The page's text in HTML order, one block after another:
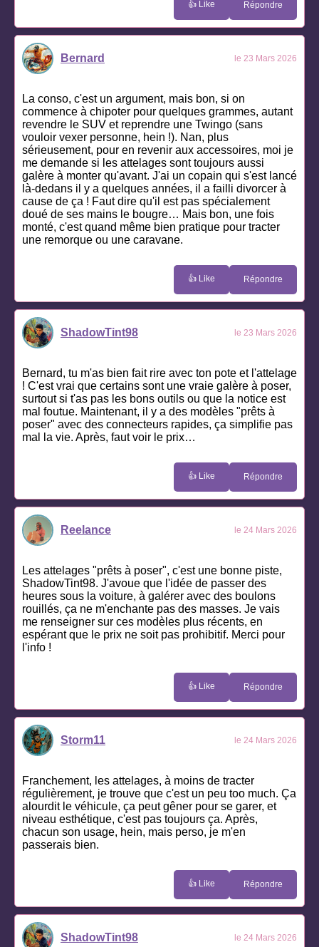
👍 Like Répondre
Bernard le 23 Mars 2026
La conso, c'est un argument, mais bon, si on
commence à chipoter pour quelques grammes, autant
revendre le SUV et reprendre une Twingo (sans
vouloir vexer personne, hein !). Nan, plus
sérieusement, pour en revenir aux accessoires, moi je
me demande si les attelages sont toujours aussi
galère à monter qu'avant. J'ai un copain qui s'est lancé
là-dedans il y a quelques années, il a failli divorcer à
cause de ça ! Faut dire qu'il est pas spécialement
doué de ses mains le bougre… Mais bon, une fois
monté, c'est quand même bien pratique pour tracter
une remorque ou une caravane.
👍 Like Répondre
ShadowTint98 le 23 Mars 2026
Bernard, tu m'as bien fait rire avec ton pote et l'attelage
! C'est vrai que certains sont une vraie galère à poser,
surtout si t'as pas les bons outils ou que la notice est
mal foutue. Maintenant, il y a des modèles "prêts à
poser" avec des connecteurs rapides, ça simplifie pas
mal la vie. Après, faut voir le prix…
👍 Like Répondre
Reelance le 24 Mars 2026
Les attelages "prêts à poser", c'est une bonne piste,
ShadowTint98. J'avoue que l'idée de passer des
heures sous la voiture, à galérer avec des boulons
rouillés, ça ne m'enchante pas des masses. Je vais
me renseigner sur ces modèles plus récents, en
espérant que le prix ne soit pas prohibitif. Merci pour
l'info !
👍 Like Répondre
Storm11 le 24 Mars 2026
Franchement, les attelages, à moins de tracter
régulièrement, je trouve que c'est un peu too much. Ça
alourdit le véhicule, ça peut gêner pour se garer, et
niveau esthétique, c'est pas toujours ça. Après,
chacun son usage, hein, mais perso, je m'en
passerais bien.
👍 Like Répondre
ShadowTint98 le 24 Mars 2026